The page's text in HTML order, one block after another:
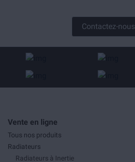
Contactez-nous
Vente en ligne
Tous nos produits
Radiateurs
Radiateurs à Inertie